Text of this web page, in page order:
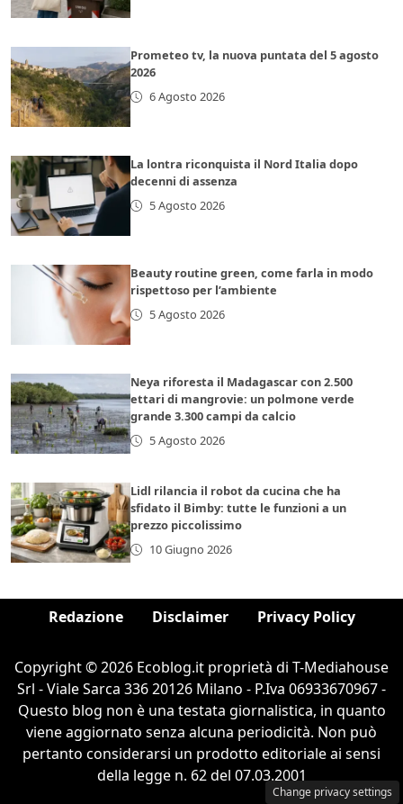
Prometeo tv, la nuova puntata del 5 agosto
2026
6 Agosto 2026
La lontra riconquista il Nord Italia dopo
decenni di assenza
5 Agosto 2026
Beauty routine green, come farla in modo
rispettoso per l’ambiente
5 Agosto 2026
Neya riforesta il Madagascar con 2.500
ettari di mangrovie: un polmone verde
grande 3.300 campi da calcio
5 Agosto 2026
Lidl rilancia il robot da cucina che ha
sfidato il Bimby: tutte le funzioni a un
prezzo piccolissimo
10 Giugno 2026
Redazione Disclaimer Privacy Policy
Copyright © 2026 Ecoblog.it proprietà di T-Mediahouse
Srl - Viale Sarca 336 20126 Milano - P.Iva 06933670967 -
Questo blog non è una testata giornalistica, in quanto
viene aggiornato senza alcuna periodicità. Non può
pertanto considerarsi un prodotto editoriale ai sensi
della legge n. 62 del 07.03.2001
Change privacy settings